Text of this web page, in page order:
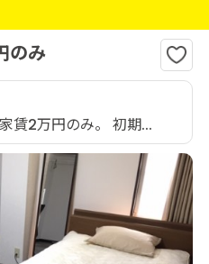
のみ
賃2万円のみ。 初期...